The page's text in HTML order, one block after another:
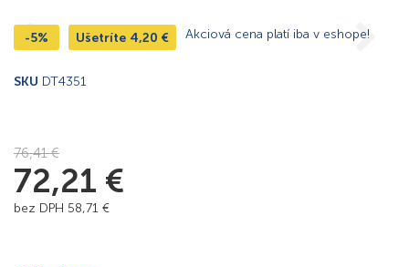
-5% Ušetríte 4,20 € Akciová cena platí iba v eshope!
SKU DT4351
76,41€
72,21 €
bez DPH 58,71 €